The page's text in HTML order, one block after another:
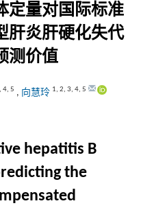
定量对国际标准
肝炎肝硬化失代
测价值
, 4, 5 , 向慧玲 1, 2, 3, 4, 5
hepatitis B
the